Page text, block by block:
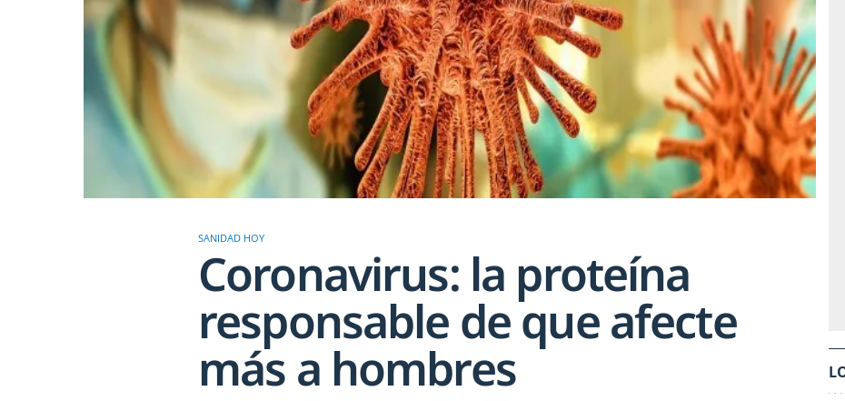
SANIDAD HOY
Coronavirus: la proteína
responsable de que afecte
más a hombres